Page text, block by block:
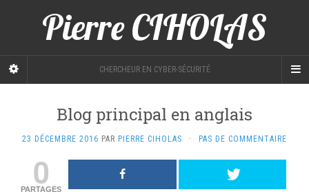
Pierre CIHOLAS
CHERCHEUR EN CYBER-SÉCURITÉ
Blog principal en anglais
23 DÉCEMBRE 2016 PAR PIERRE CIHOLAS · PAS DE COMMENTAIRE
0
PARTAGES